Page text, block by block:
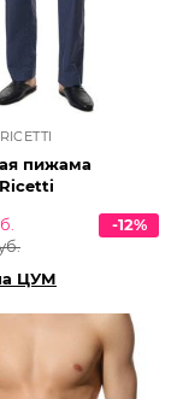
пижама
-12%
ЦУМ